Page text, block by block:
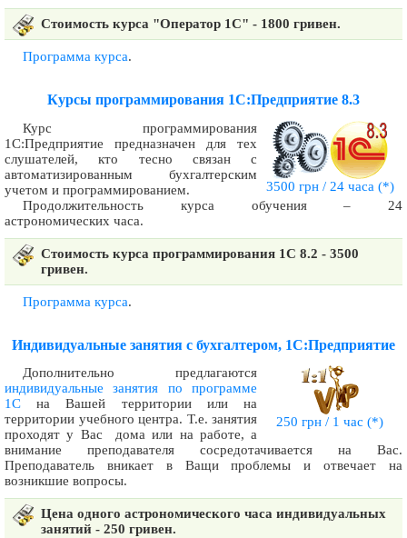
Стоимость курса "Оператор 1С" - 1800 гривен.
Программа курса.
Курсы программирования 1С:Предприятие 8.3
3500 грн / 24 часа (*)
Курс программирования
1С:Предприятие предназначен для тех
слушателей, кто тесно связан с
автоматизированным бухгалтерским
учетом и программированием.
Продолжительность курса обучения – 24
астрономических часа.
Стоимость курса программирования 1С 8.2 - 3500
гривен.
Программа курса.
Индивидуальные занятия с бухгалтером, 1С:Предприятие
250 грн / 1 час (*)
Дополнительно предлагаются
индивидуальные занятия по программе
1С на Вашей территории или на
территории учебного центра. Т.е. занятия
проходят у Вас дома или на работе, а
внимание преподавателя сосредотачивается на Вас.
Преподаватель вникает в Ващи проблемы и отвечает на
возникшие вопросы.
Цена одного астрономического часа индивидуальных
занятий - 250 гривен.